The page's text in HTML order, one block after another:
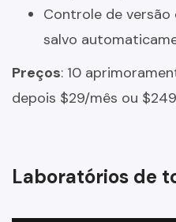
Controle de
salvo
Preços: 10
depois $29/mês ou
Laboratórios de